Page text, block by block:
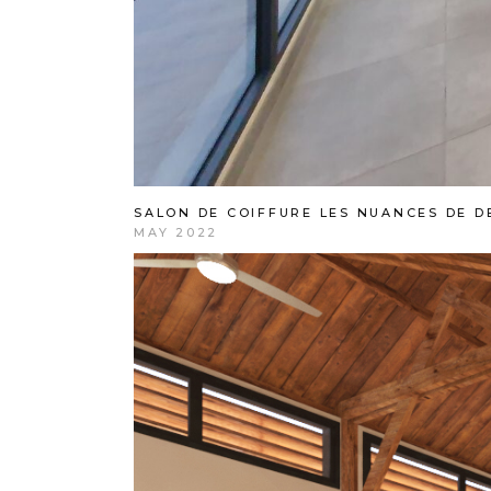
SALON DE COIFFURE LES NUANCES DE
MAY 2022